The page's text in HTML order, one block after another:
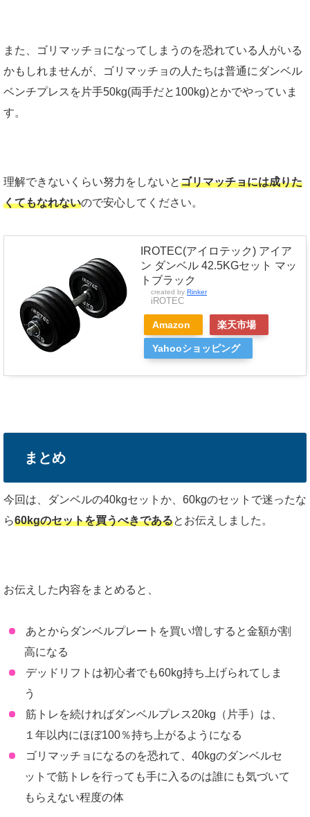
また、ゴリマッチョになってしまうのを恐れている人がいる
かもしれませんが、ゴリマッチョの人たちは普通にダンベル
ベンチプレスを片手50kg(両手だと100kg)とかでやっていま
す。
理解できないくらい努力をしないとゴリマッチョには成りた
くてもなれないので安心してください。
IROTEC(アイロテック) アイア
ン ダンベル 42.5KGセット マッ
トブラック
created by Rinker
iROTEC
Amazon 楽天市場
Yahooショッピング
まとめ
今回は、ダンベルの40kgセットか、60kgのセットで迷ったな
ら60kgのセットを買うべきであるとお伝えしました。
お伝えした内容をまとめると、
あとからダンベルプレートを買い増しすると金額が割
高になる
デッドリフトは初心者でも60kg持ち上げられてしま
う
筋トレを続ければダンベルプレス20kg（片手）は、
１年以内にほぼ100％持ち上がるようになる
ゴリマッチョになるのを恐れて、40kgのダンベルセ
ットで筋トレを行っても手に入るのは誰にも気づいて
もらえない程度の体